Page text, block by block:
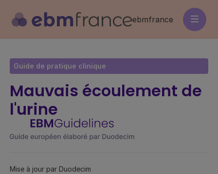
contenu
principal
ebmfrance
Guide de pratique clinique
Mauvais écoulement de
l'urine
Mise à jour par Duodecim